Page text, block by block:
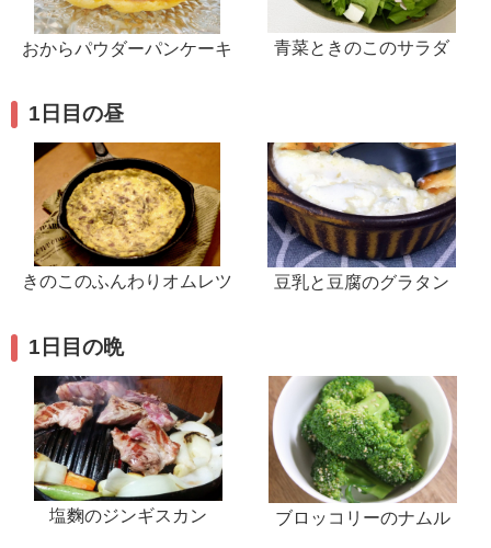
おからパウダーパンケーキ 青菜ときのこのサラダ
1日目の昼
きのこのふんわりオムレツ 豆乳と豆腐のグラタン
1日目の晩
塩麴のジンギスカン ブロッコリーのナムル